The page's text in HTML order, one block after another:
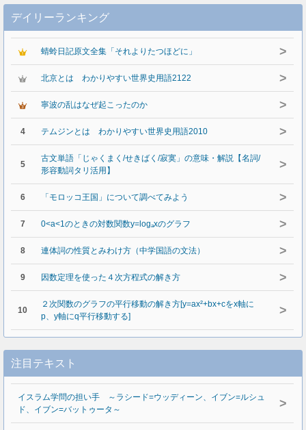
デイリーランキング
蜻蛉日記原文全集「それよりたつほどに」 >
北京とは わかりやすい世界史用語2122 >
寧波の乱はなぜ起こったのか >
4 テムジンとは わかりやすい世界史用語2010 >
5
古文単語「じゃくまく/せきばく/寂寞」の意味・解説【名詞/
形容動詞タリ活用】
>
6 「モロッコ王国」について調べてみよう >
7 0<a<1のときの対数関数y=logₐxのグラフ >
8 連体詞の性質とみわけ方（中学国語の文法） >
9 因数定理を使った４次方程式の解き方 >
10
２次関数のグラフの平行移動の解き方[y=ax²+bx+cをx軸に
p、y軸にq平行移動する]
>
注目テキスト
イスラム学問の担い手 ～ラシード=ウッディーン、イブン=ルシュ
ド、イブン=バットゥータ～
>